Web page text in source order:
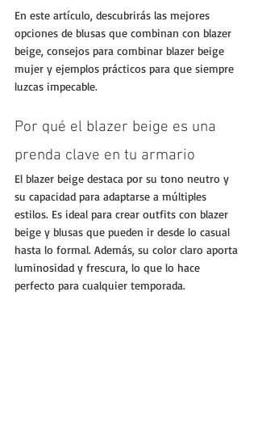
En este artículo, descubrirás las mejores
opciones de blusas que combinan con blazer
beige, consejos para combinar blazer beige
mujer y ejemplos prácticos para que siempre
luzcas impecable.
Por qué el blazer beige es una
prenda clave en tu armario
El blazer beige destaca por su tono neutro y
su capacidad para adaptarse a múltiples
estilos. Es ideal para crear outfits con blazer
beige y blusas que pueden ir desde lo casual
hasta lo formal. Además, su color claro aporta
luminosidad y frescura, lo que lo hace
perfecto para cualquier temporada.